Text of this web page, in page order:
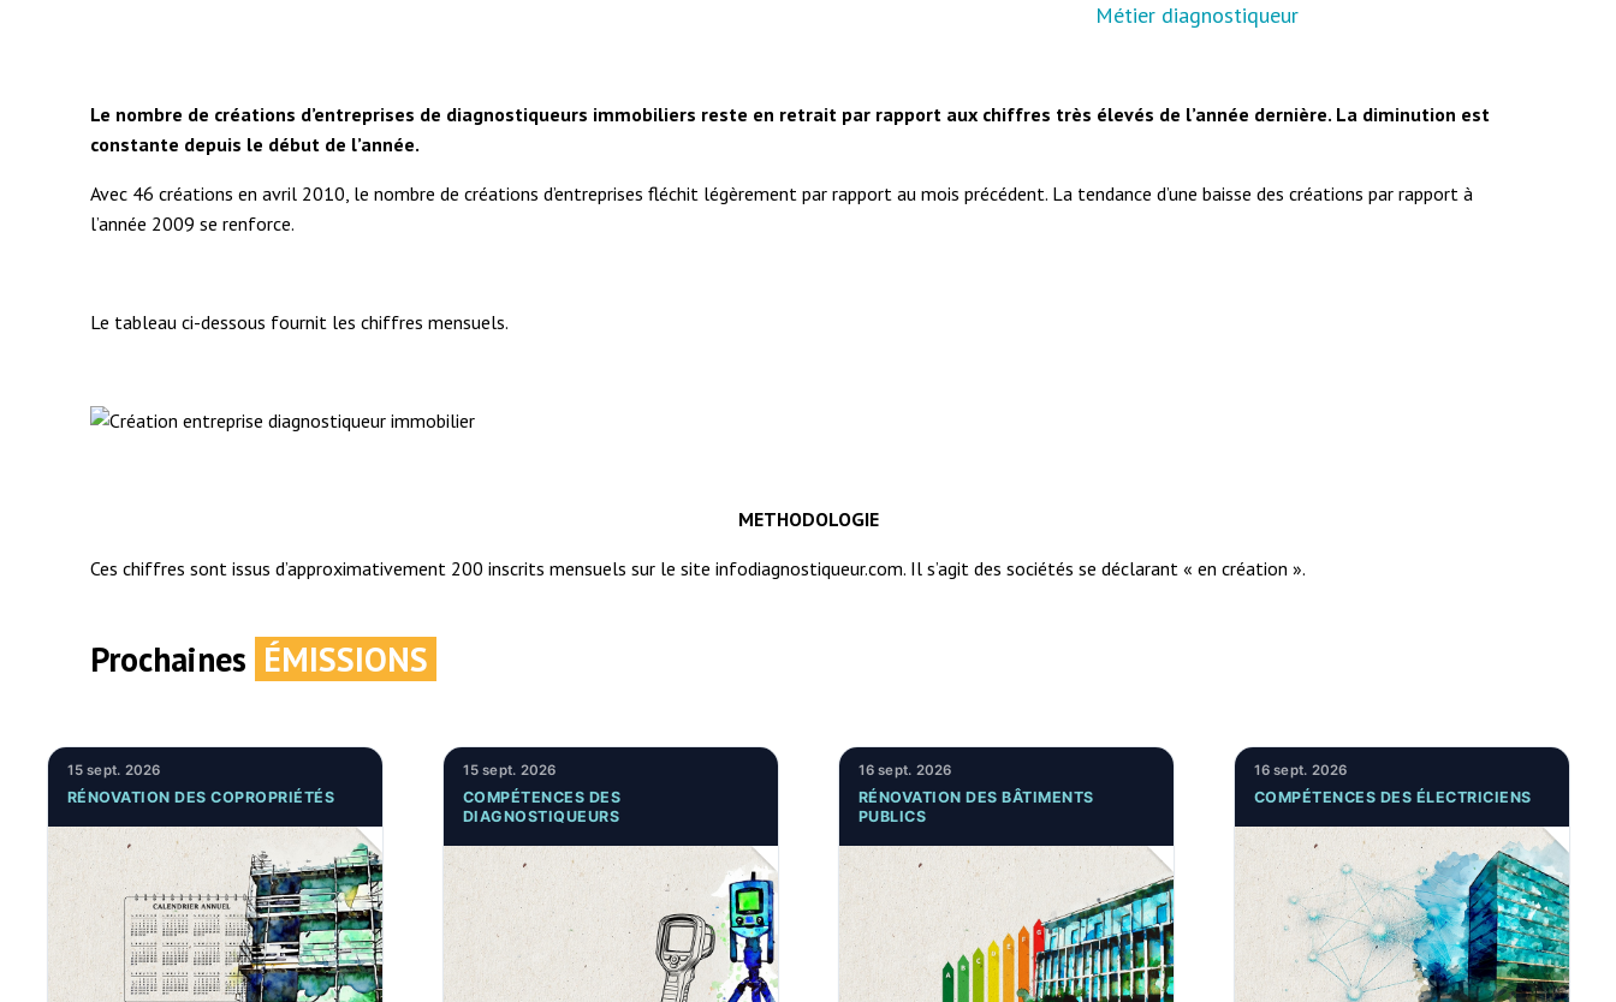
Métier diagnostiqueur
Le nombre de créations d’entreprises de diagnostiqueurs immobiliers reste en retrait par rapport aux chiffres très élevés de l’année dernière. La diminution est
constante depuis le début de l’année.
Avec 46 créations en avril 2010, le nombre de créations d’entreprises fléchit légèrement par rapport au mois précédent. La tendance d’une baisse des créations par rapport à
l’année 2009 se renforce.
Le tableau ci-dessous fournit les chiffres mensuels.
METHODOLOGIE
Ces chiffres sont issus d’approximativement 200 inscrits mensuels sur le site infodiagnostiqueur.com. Il s’agit des sociétés se déclarant « en création ».
Prochaines ÉMISSIONS
15 sept. 2026
RÉNOVATION DES COPROPRIÉTÉS
15 sept. 2026
COMPÉTENCES DES
DIAGNOSTIQUEURS
16 sept. 2026
RÉNOVATION DES BÂTIMENTS
PUBLICS
16 sept. 2026
COMPÉTENCES DES ÉLECTRICIENS